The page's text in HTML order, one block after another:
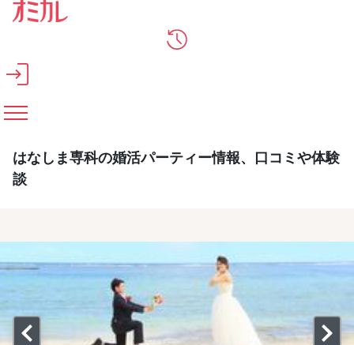
メインコンテンツへスキップ
はなしま専科の婚活パーティー情報、口コミや体験
談